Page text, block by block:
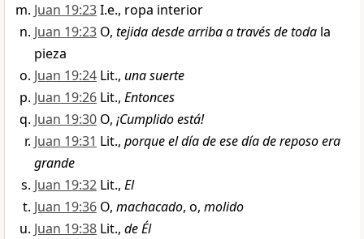
Juan 19:23I.e., ropa interior
Juan 19:23 O, tejida desde arriba a través de toda la
pieza
Juan 19:24 Lit., una suerte
Juan 19:26 Lit., Entonces
Juan 19:30 O, ¡Cumplido está!
Juan 19:31 Lit., porque el día de ese día de reposo era
grande
Juan 19:32 Lit., El
Juan 19:36 O, machacado, o, molido
Juan 19:38 Lit., de Él